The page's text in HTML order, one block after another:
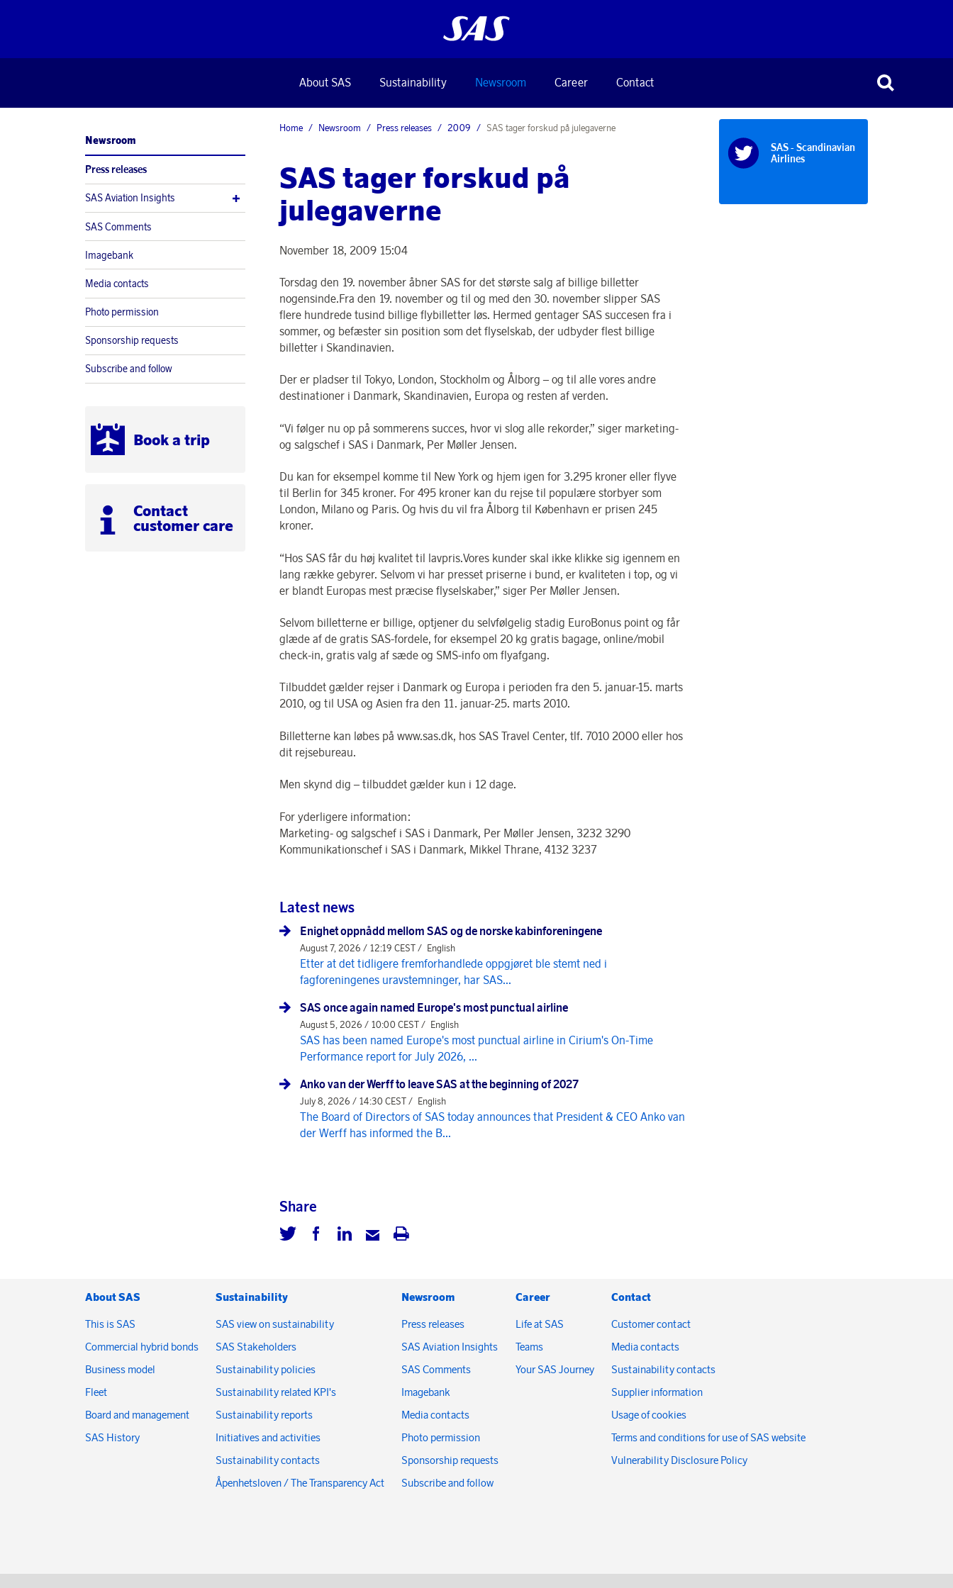
About SAS Sustainability Newsroom Career Contact
Newsroom
Press releases
SAS Aviation Insights
SAS Comments
Imagebank
Media contacts
Photo permission
Sponsorship requests
Subscribe and follow
Book a trip
Contact
customer care
Home Newsroom Press releases 2009 SAS tager forskud på julegaverne
SAS tager forskud på
julegaverne
November 18, 2009 15:04
Torsdag den 19. november åbner SAS for det største salg af billige billetter
nogensinde.Fra den 19. november og til og med den 30. november slipper SAS
flere hundrede tusind billige flybilletter løs. Hermed gentager SAS succesen fra i
sommer, og befæster sin position som det flyselskab, der udbyder flest billige
billetter i Skandinavien.
Der er pladser til Tokyo, London, Stockholm og Ålborg – og til alle vores andre
destinationer i Danmark, Skandinavien, Europa og resten af verden.
“Vi følger nu op på sommerens succes, hvor vi slog alle rekorder,” siger marketing-
og salgschef i SAS i Danmark, Per Møller Jensen.
Du kan for eksempel komme til New York og hjem igen for 3.295 kroner eller flyve
til Berlin for 345 kroner. For 495 kroner kan du rejse til populære storbyer som
London, Milano og Paris. Og hvis du vil fra Ålborg til København er prisen 245
kroner.
“Hos SAS får du høj kvalitet til lavpris.Vores kunder skal ikke klikke sig igennem en
lang række gebyrer. Selvom vi har presset priserne i bund, er kvaliteten i top, og vi
er blandt Europas mest præcise flyselskaber,” siger Per Møller Jensen.
Selvom billetterne er billige, optjener du selvfølgelig stadig EuroBonus point og får
glæde af de gratis SAS-fordele, for eksempel 20 kg gratis bagage, online/mobil
check-in, gratis valg af sæde og SMS-info om flyafgang.
Tilbuddet gælder rejser i Danmark og Europa i perioden fra den 5. januar-15. marts
2010, og til USA og Asien fra den 11. januar-25. marts 2010.
Billetterne kan løbes på www.sas.dk, hos SAS Travel Center, tlf. 7010 2000 eller hos
dit rejsebureau.
Men skynd dig – tilbuddet gælder kun i 12 dage.
For yderligere information:
Marketing- og salgschef i SAS i Danmark, Per Møller Jensen, 3232 3290
Kommunikationschef i SAS i Danmark, Mikkel Thrane, 4132 3237
Latest news
Enighet oppnådd mellom SAS og de norske kabinforeningene
August 7, 2026 / 12:19 CEST / English
Etter at det tidligere fremforhandlede oppgjøret ble stemt ned i
fagforeningenes uravstemninger, har SAS...
SAS once again named Europe's most punctual airline
August 5, 2026 / 10:00 CEST / English
SAS has been named Europe's most punctual airline in Cirium's On-Time
Performance report for July 2026, ...
Anko van der Werff to leave SAS at the beginning of 2027
July 8, 2026 / 14:30 CEST / English
The Board of Directors of SAS today announces that President & CEO Anko van
der Werff has informed the B...
Share
SAS - Scandinavian
Airlines
About SAS
This is SAS
Commercial hybrid bonds
Business model
Fleet
Board and management
SAS History
Sustainability
SAS view on sustainability
SAS Stakeholders
Sustainability policies
Sustainability related KPI's
Sustainability reports
Initiatives and activities
Sustainability contacts
Åpenhetsloven / The Transparency Act
Newsroom
Press releases
SAS Aviation Insights
SAS Comments
Imagebank
Media contacts
Photo permission
Sponsorship requests
Subscribe and follow
Career
Life at SAS
Teams
Your SAS Journey
Contact
Customer contact
Media contacts
Sustainability contacts
Supplier information
Usage of cookies
Terms and conditions for use of SAS website
Vulnerability Disclosure Policy